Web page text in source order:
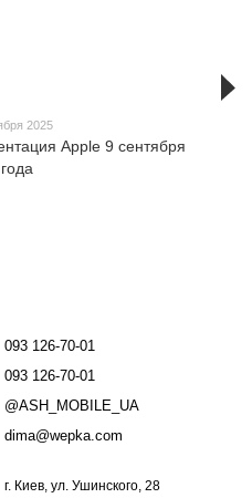
2025
Apple 9 сентября
093 126-70-01
093 126-70-01
@ASH_MOBILE_UA
dima@wepka.com
г. Киев, ул. Ушинского, 28